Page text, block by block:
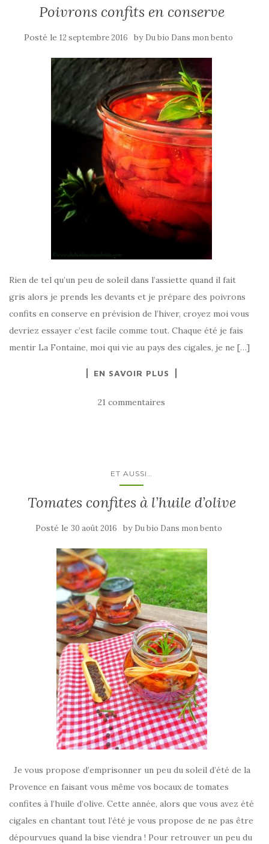
Poivrons confits en conserve
Posté le 12 septembre 2016 by Du bio Dans mon bento
Rien de tel qu’un peu de soleil dans l’assiette quand il fait
gris alors je prends les devants et je prépare des poivrons
confits en conserve en prévision de l’hiver, croyez moi vous
devriez essayer c’est facile comme tout. Chaque été je fais
mentir La Fontaine, moi qui vie au pays des cigales, je ne […]
EN SAVOIR PLUS
21 commentaires
ET AUSSI…
Tomates confites à l’huile d’olive
Posté le 30 août 2016 by Du bio Dans mon bento
Je vous propose d’emprisonner un peu du soleil d’été de la
Provence en faisant vous même vos bocaux de tomates
confites à l’huile d’olive. Cette année, alors que vous avez été
cigales en chantant tout l’été je vous propose de ne pas être
dépourvues quand la bise viendra ! Pour retrouver un peu du